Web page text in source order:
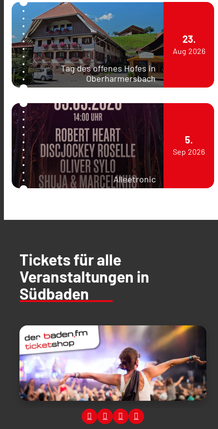
Tag des offenes Hofes in
Oberharmersbach
23.
Aug 2026
Alleetronic
5.
Sep 2026
Tickets für alle
Veranstaltungen in
Südbaden